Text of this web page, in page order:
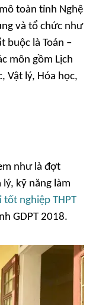
toàn tỉnh Nghệ
và tổ chức như
buộc là Toán –
môn gồm Lịch
Vật lý, Hóa học,
như là đợt
kỹ năng làm
tốt nghiệp THPT
GDPT 2018.